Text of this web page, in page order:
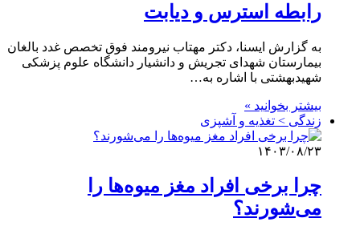
رابطه استرس و دیابت
به گزارش ایسنا، دکتر مهتاب نیرومند فوق تخصص غدد بالغان
بیمارستان شهدای تجریش و دانشیار دانشگاه علوم پزشکی
شهیدبهشتی با اشاره به…
بیشتر بخوانید »
زندگی > تغذیه و آشپزی
۱۴۰۳/۰۸/۲۳
چرا برخی افراد مغز میوه‌ها را
می‌شورند؟